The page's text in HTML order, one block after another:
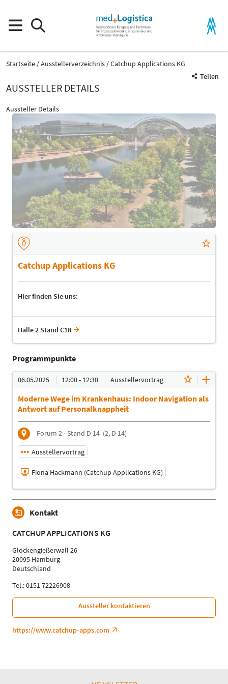
Startseite Ausstellerverzeichnis
Catchup Applications KG
Teilen
AUSSTELLER DETAILS
Aussteller Details
Catchup Applications KG
Hier finden Sie uns:
Halle 2 Stand C18
Programmpunkte
06.05.2025 12:00 - 12:30 Ausstellervortrag
Moderne Wege im Krankenhaus: Indoor Navigation als
Antwort auf Personalknappheit
Forum 2 - Stand D 14 (2, D 14)
Ausstellervortrag
Fiona Hackmann (Catchup Applications KG)
06.05.2025 | 12:00 - 12:30
Fiona Hackmann (Catchup Applications KG)
Sprache
Deutsch
Themen
Digitalisierung / IT-Infrastruktur / Künstliche Intelligenz |
Patientenlogistik | Wegeleitsysteme
Kontakt
CATCHUP APPLICATIONS KG
Glockengießerwall 26
20095 Hamburg
Deutschland
Tel.: 0151 72226908
Aussteller kontaktieren
https://www.catchup-apps.com